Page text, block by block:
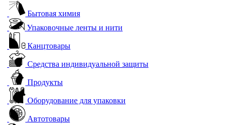
Бытовая химия
Упаковочные ленты и нити
Канцтовары
Средства индивидуальной защиты
Продукты
Оборудование для упаковки
Автотовары